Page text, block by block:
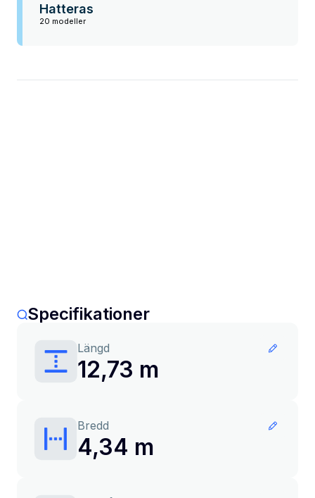
Hatteras
20 modeller
Specifikationer
Längd
12,73 m
Bredd
4,34 m